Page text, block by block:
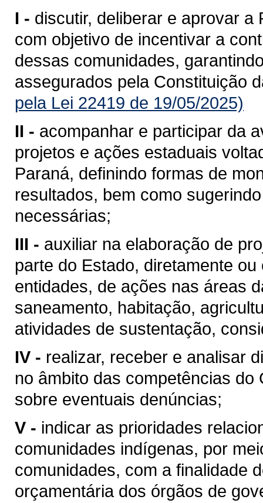
I - discutir, deliberar e aprovar
com objetivo de incentivar a
dessas comunidades,
assegurados pela Constituição
pela Lei 22419 de 19/05/2025)
II - acompanhar e participar da
projetos e ações estaduais
Paraná, definindo formas de
resultados, bem como
necessárias;
III - auxiliar na elaboração de
parte do Estado, diretamente
entidades, de ações nas áreas
saneamento, habitação,
atividades de sustentação,
IV - realizar, receber e analisar
no âmbito das competências
sobre eventuais denúncias;
V - indicar as prioridades
comunidades indígenas, por
comunidades, com a finalidade
orçamentária dos órgãos de